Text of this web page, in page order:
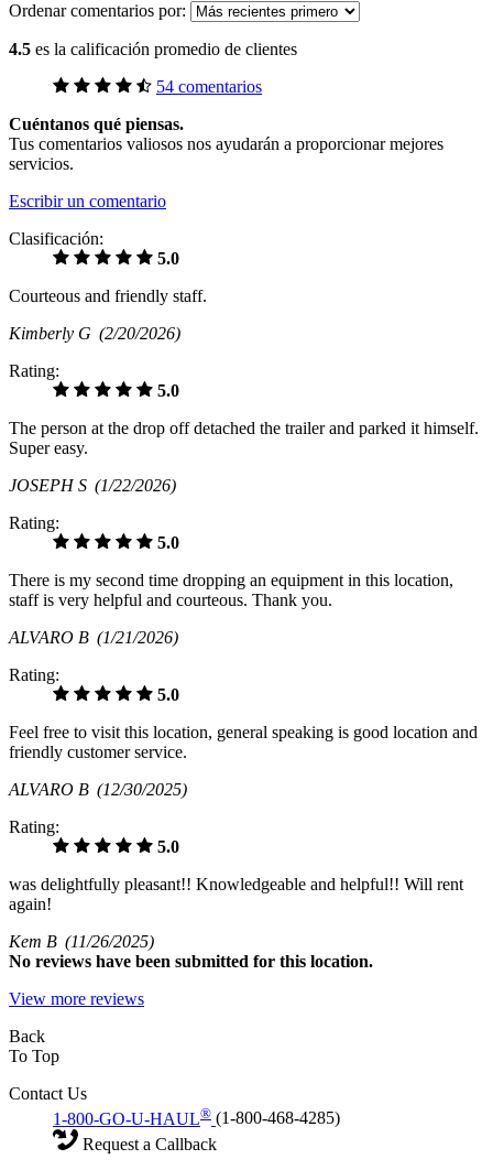
Ordenar comentarios por:
4.5 es la calificación promedio de clientes
54 comentarios
Cuéntanos qué piensas.
Tus comentarios valiosos nos ayudarán a proporcionar mejores
servicios.
Escribir un comentario
Clasificación:
5.0
Courteous and friendly staff.
Kimberly G (2/20/2026)
Rating:
5.0
The person at the drop off detached the trailer and parked it himself.
Super easy.
JOSEPH S (1/22/2026)
Rating:
5.0
There is my second time dropping an equipment in this location,
staff is very helpful and courteous. Thank you.
ALVARO B (1/21/2026)
Rating:
5.0
Feel free to visit this location, general speaking is good location and
friendly customer service.
ALVARO B (12/30/2025)
Rating:
5.0
was delightfully pleasant!! Knowledgeable and helpful!! Will rent
again!
Kem B (11/26/2025)
No reviews have been submitted for this location.
View more reviews
Back
To Top
Contact Us
1-800-GO-U-HAUL® (1-800-468-4285)
Request a Callback